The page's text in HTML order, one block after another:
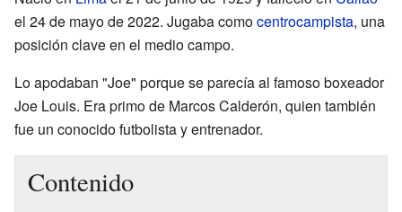
el 24 de mayo de 2022. Jugaba comocentrocampista, una
posición clave en el medio campo.
Lo apodaban "Joe" porque se parecía al famoso boxeador
Joe Louis. Era primo de Marcos Calderón, quien también
fue un conocido futbolista y entrenador.
Contenido